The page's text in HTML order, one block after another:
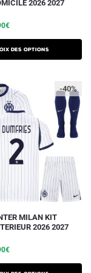
2026 2027
:
€Le
actuel
est :
des options
-40%
MILAN KIT
2026 2027
€Le